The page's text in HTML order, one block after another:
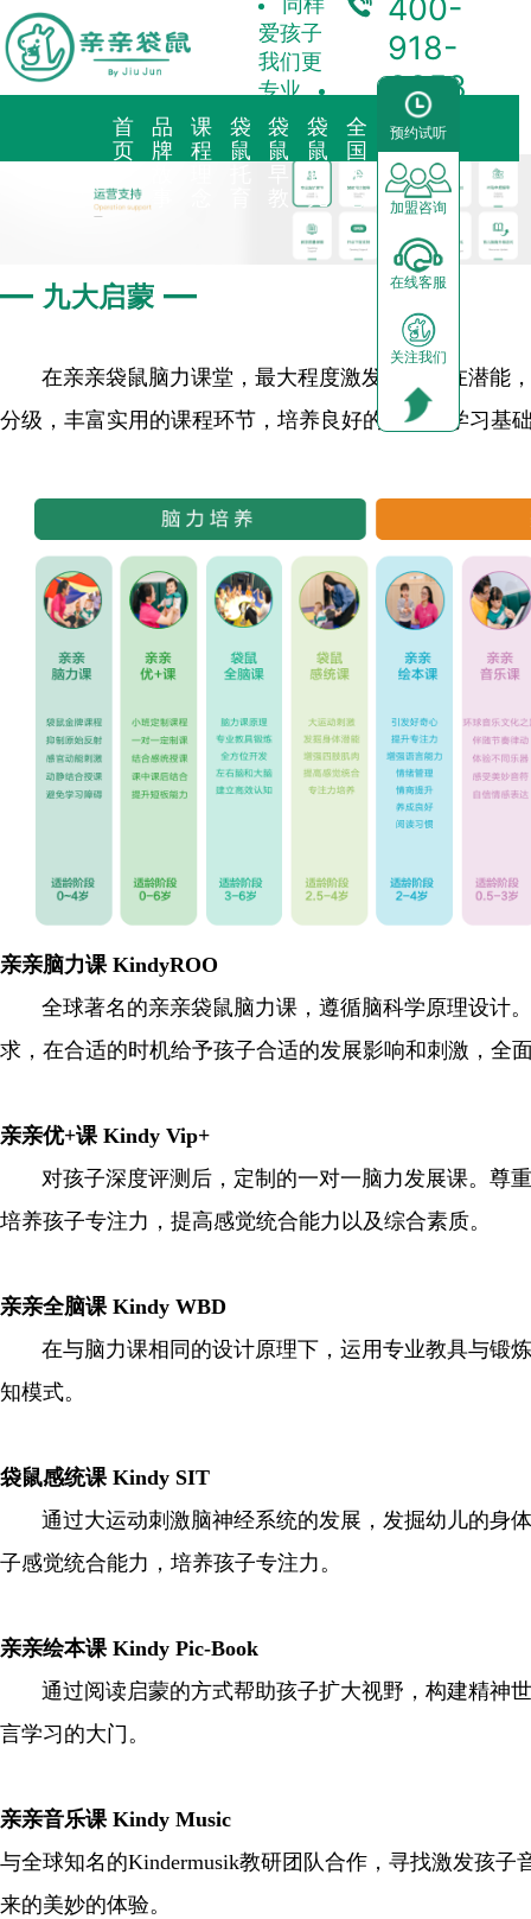
预约试听
加盟咨询
在线客服
关注我们
爱孩子
我们更
专业
400-
918-
3358
首
页
品
牌
海外KindyROO
社会荣誉历程
课
程
启蒙英语
袋
鼠
袋
鼠
亲子早教
袋
鼠
育
儿
全
国
中
心
预约试听
园区展示
合
作
加
盟
前景分析
运营支持
合作模式
— 九大启蒙 —
在亲亲袋鼠脑力课堂，最大程度激发孩子内在潜能
分级，丰富实用的课程环节，培养良好的习惯和学习基
亲亲脑力课 KindyROO
全球著名的亲亲袋鼠脑力课，遵循脑科学原理设计
求，在合适的时机给予孩子合适的发展影响和刺激，全
亲亲优+课 Kindy Vip+
对孩子深度评测后，定制的一对一脑力发展课。尊
培养孩子专注力，提高感觉统合能力以及综合素质。
亲亲全脑课 Kindy WBD
在与脑力课相同的设计原理下，运用专业教具与锻
知模式。
袋鼠感统课 Kindy SIT
通过大运动刺激脑神经系统的发展，发掘幼儿的身
子感觉统合能力，培养孩子专注力。
亲亲绘本课 Kindy Pic-Book
通过阅读启蒙的方式帮助孩子扩大视野，构建精神
言学习的大门。
亲亲音乐课 Kindy Music
与全球知名的Kindermusik教研团队合作，寻找激发孩
来的美妙的体验。